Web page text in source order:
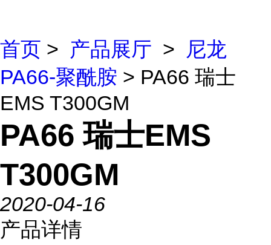
首页 > 产品展厅 >
尼龙
PA66-聚酰胺 > PA66 瑞士
EMS T300GM
PA66 瑞士EMS
T300GM
2020-04-16
产品详情